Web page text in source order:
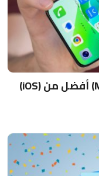
هونر: نطوّر نظام تشغيل (MagicOS) أفضل من (iOS)